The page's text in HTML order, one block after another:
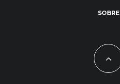
SOBRE